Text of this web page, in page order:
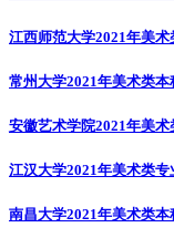
江西师范大学2021年美
常州大学2021年美术类
安徽艺术学院2021年美
江汉大学2021年美术类
南昌大学2021年美术类